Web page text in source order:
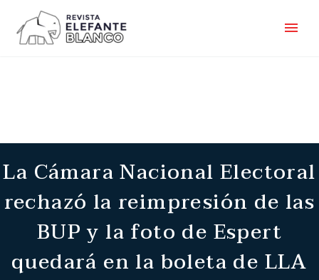
La Cámara Nacional Electoral
rechazó la reimpresión de las
BUP y la foto de Espert
quedará en la boleta de LLA